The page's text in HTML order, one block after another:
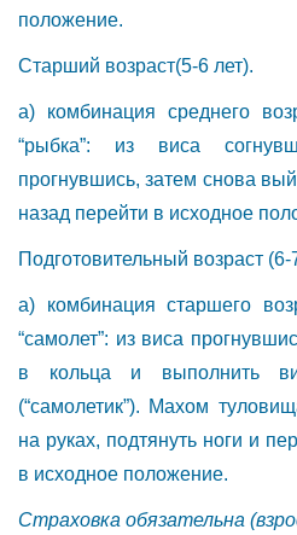
положение.
Старший возраст(5-6 лет).
а) комбинация среднего
“рыбка”: из виса
прогнувшись, затем снова
назад перейти в исходное
Подготовительный возраст (6-
а) комбинация старшего
“самолет”: из виса
в кольца и выполнить
(“самолетик”). Махом
на руках, подтянуть ноги и
в исходное положение.
Страховка обязательна